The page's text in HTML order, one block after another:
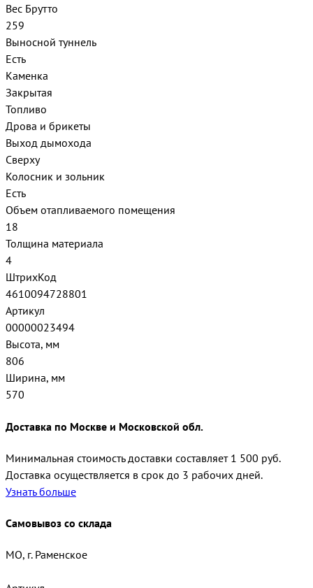
Вес Брутто
259
Выносной туннель
Есть
Каменка
Закрытая
Топливо
Дрова и брикеты
Выход дымохода
Сверху
Колосник и зольник
Есть
Объем отапливаемого помещения
18
Толщина материала
4
ШтрихКод
4610094728801
Артикул
00000023494
Высота, мм
806
Ширина, мм
570
Доставка по Москве и Московской обл.
Минимальная стоимость доставки составляет 1 500 руб.
Доставка осуществляется в срок до 3 рабочих дней.
Узнать больше
Самовывоз со склада
МО, г. Раменское